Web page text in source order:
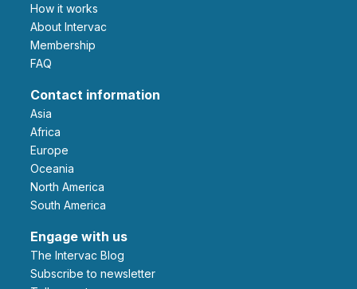
How it works
About Intervac
Membership
FAQ
Contact information
Asia
Africa
Europe
Oceania
North America
South America
Engage with us
The Intervac Blog
Subscribe to newsletter